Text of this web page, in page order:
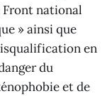
Front national
» ainsi que
en
du
et de